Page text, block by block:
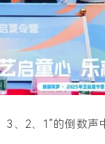
3、2、1”的倒数声